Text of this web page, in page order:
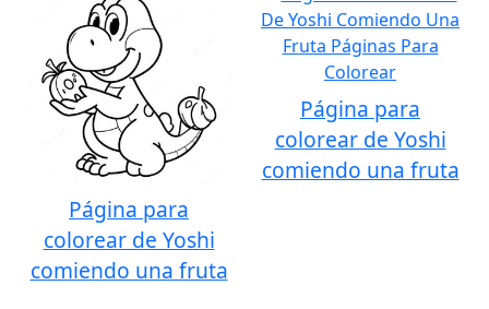
Página para
colorear de Yoshi
comiendo una fruta
Página para
colorear de Yoshi
comiendo una fruta